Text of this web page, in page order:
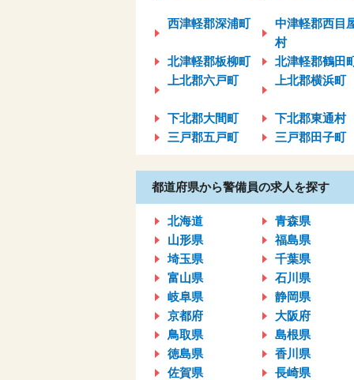
西津軽郡深浦町
中津軽郡西目
村
北津軽郡板柳町
北津軽郡鶴田
上北郡六戸町
上北郡横浜町
下北郡大間町
下北郡東通村
三戸郡五戸町
三戸郡田子町
都道府県から警備員の求人を探す
北海道 青森県
山形県
福島県
埼玉県
千葉県
富山県
石川県
岐阜県
静岡県
京都府
大阪府
鳥取県
島根県
徳島県
香川県
佐賀県
長崎県